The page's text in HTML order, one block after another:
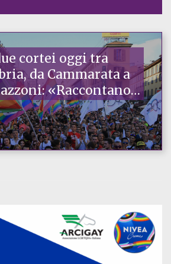
cortei oggi tra
da Cammarata a
«Raccontano